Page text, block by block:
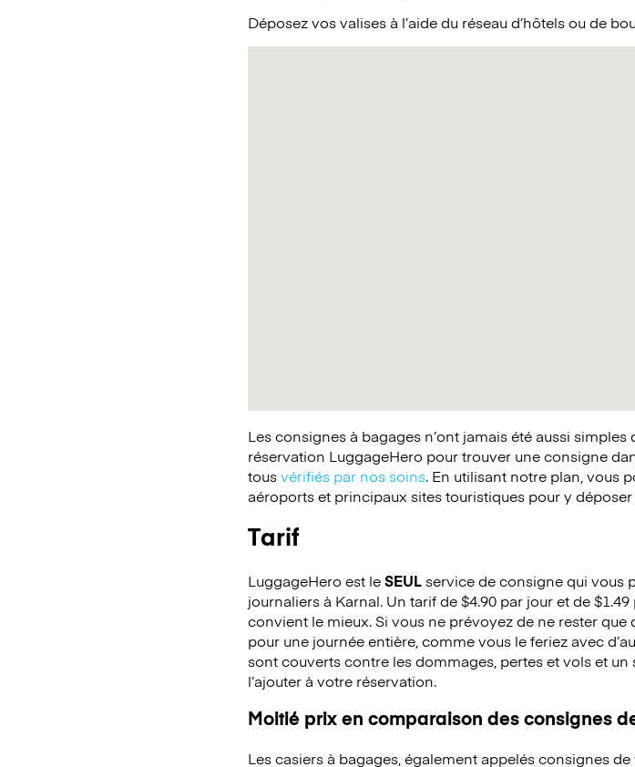
Déposez vos valises à l’aide du réseau d’hôtels ou de
Les consignes à bagages n’ont jamais été aussi
réservation LuggageHero pour trouver une consigne
tousvérifiés par nos soins. En utilisant notre plan, vous
aéroports et principaux sites touristiques pour y
Tarif
LuggageHero est leSEULservice de consigne qui vous
journaliers à Karnal. Un tarif de $4.90 par jour et de
convient le mieux. Si vous ne prévoyez de ne rester
pour une journée entière, comme vous le feriez avec
sont couverts contre les dommages, pertes et vols et
l’ajouter à votre réservation.
Moitié prix en comparaison des consignes
Les casiers à bagages, également appelés consignes